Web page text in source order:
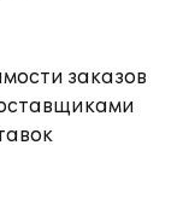
заказов